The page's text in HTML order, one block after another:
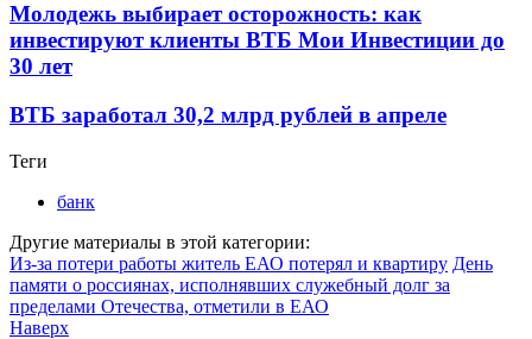
Молодежь выбирает осторожность: как
инвестируют клиенты ВТБ Мои Инвестиции до
30 лет
ВТБ заработал 30,2 млрд рублей в апреле
Теги
банк
Другие материалы в этой категории:
Из-за потери работы житель ЕАО потерял и квартиру День
памяти о россиянах, исполнявших служебный долг за
пределами Отечества, отметили в ЕАО
Наверх